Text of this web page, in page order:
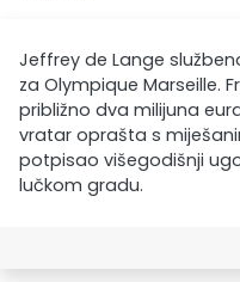
Jeffrey de Lange
za Olympique Marseille.
približno dva milijuna
vratar oprašta s
potpisao višegodišnji
lučkom gradu.